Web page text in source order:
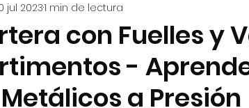
Apliquick Costura con Retales
Navidad Campus de Costura
con Fuelles y
-
a Presión
jul 20231 min de lectura